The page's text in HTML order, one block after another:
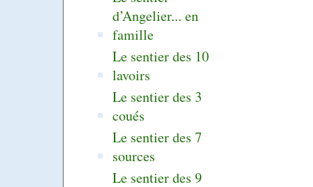
d’Angelier... en
famille
Le sentier des 10
lavoirs
Le sentier des 3
coués
Le sentier des 7
sources
Le sentier des 9